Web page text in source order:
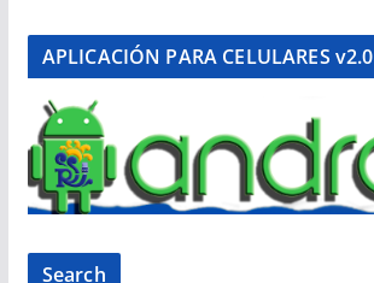
APLICACIÓN PARA CELULARES v2.0
Search